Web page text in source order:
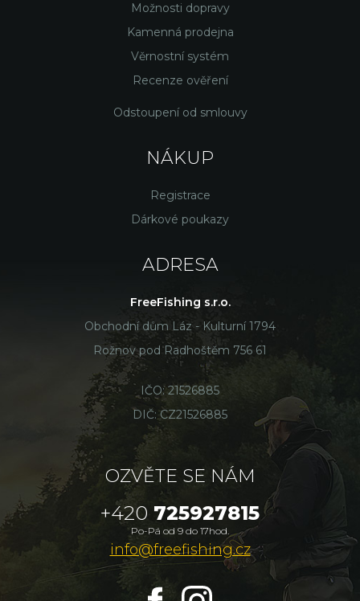
Možnosti dopravy
Kamenná prodejna
Věrnostní systém
Recenze ověření
Odstoupení od smlouvy
NÁKUP
Registrace
Dárkové poukazy
ADRESA
FreeFishing s.r.o.
Obchodní dům Láz - Kulturní 1794
Rožnov pod Radhoštěm 756 61
IČO: 21526885
DIČ: CZ21526885
OZVĚTE SE NÁM
+420 725927815
Po-Pá od 9 do 17hod.
info@freefishing.cz